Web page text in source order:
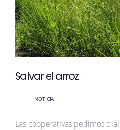
Salvar el arroz
NOTICIA
Las cooperativas pedimos